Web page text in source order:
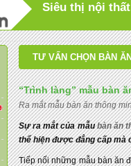
Siêu thị nội
TƯ VẤN CHỌN BÀN
“Trình làng” mẫu bàn
Ra mắt mẫu bàn ăn thông
Sự ra mắt của mẫubàn ăn
thể hiện được đẳng cấp mà
Tiếp nối những mẫu bàn ăn